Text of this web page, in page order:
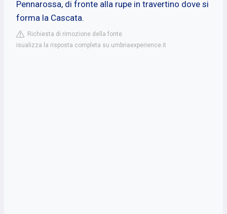
Pennarossa, di fronte alla rupe in travertino dove si
forma la Cascata.
Richiesta di rimozione della fonte
isualizza la risposta completa su umbriaexperience.it